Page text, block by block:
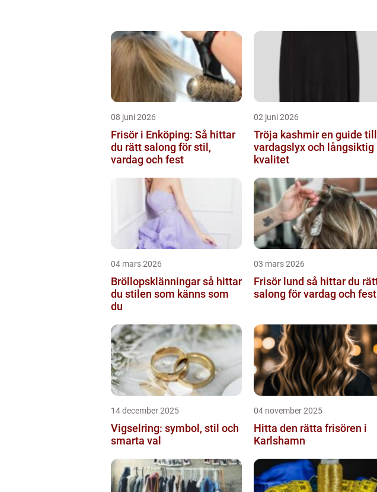
08 juni 2026
Frisör i Enköping: Så hittar
du rätt salong för stil,
vardag och fest
02 juni 2026
Tröja kashmir en guide till
vardagslyx och långsiktig
kvalitet
04 mars 2026
Bröllopsklänningar så hittar
du stilen som känns som
du
03 mars 2026
Frisör lund så hittar du rätt
salong för vardag och fest
14 december 2025
Vigselring: symbol, stil och
smarta val
04 november 2025
Hitta den rätta frisören i
Karlshamn